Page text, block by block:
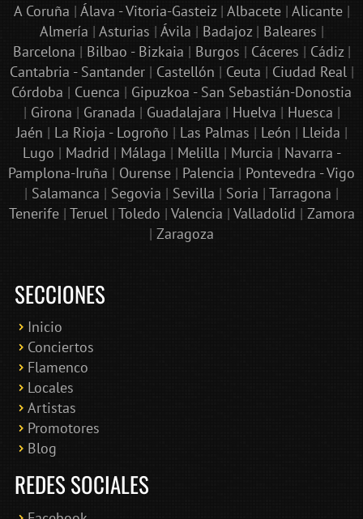
A Coruña | Álava - Vitoria-Gasteiz| Albacete| Alicante|
Almería | Asturias | Ávila | Badajoz| Baleares |
Barcelona | Bilbao - Bizkaia | Burgos | Cáceres | Cádiz|
Cantabria - Santander| Castellón | Ceuta | Ciudad Real|
Córdoba | Cuenca | Gipuzkoa - San Sebastián-Donostia
| Girona | Granada | Guadalajara | Huelva | Huesca |
Jaén | La Rioja - Logroño | Las Palmas | León | Lleida |
Lugo | Madrid | Málaga | Melilla | Murcia | Navarra -
Pamplona-Iruña | Ourense | Palencia | Pontevedra - Vigo
| Salamanca | Segovia | Sevilla | Soria | Tarragona |
Tenerife| Teruel| Toledo | Valencia | Valladolid | Zamora
| Zaragoza
SECCIONES
Inicio
Conciertos
Flamenco
Locales
Artistas
Promotores
Blog
REDES SOCIALES